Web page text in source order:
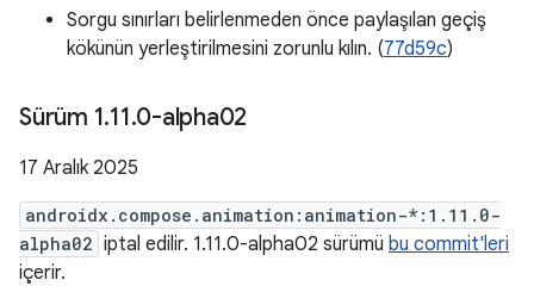
Sorgu sınırları belirlenmeden önce paylaşılan geçiş
kökünün yerleştirilmesini zorunlu kılın. (77d59c)
Sürüm 1.11.0-alpha02
17 Aralık 2025
androidx.compose.animation:animation-*:1.11.0-
alpha02 iptal edilir. 1.11.0-alpha02 sürümü bu commit'leri
içerir.